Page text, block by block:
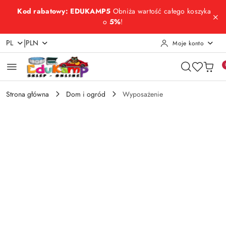
Przejdź do treści głównej
Przejdź do wyszukiwarki
Przejdź do moje konto
Przejdź do menu głównego
Przejdź do opisu produktu
Przejdź do stopki
Kod rabatowy: EDUKAMP5 Obniża wartość całego koszyka
o 5%!
PL |PLN Moje konto
Strona główna Dom i ogród Wyposażenie